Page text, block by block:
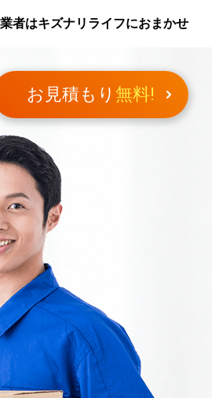
者はキズナリライフにおまかせ
お見積もり 無料!